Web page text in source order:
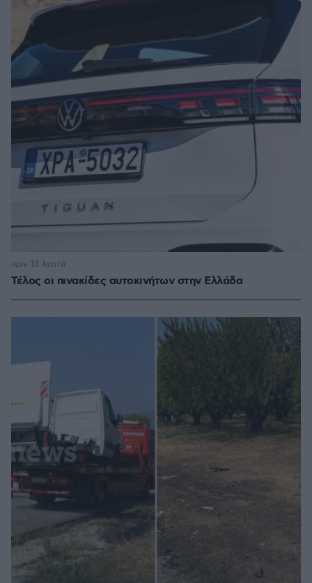
Τέλος οι πινακίδες αυτοκινήτων στην Ελλάδα
πριν 13 λεπτά